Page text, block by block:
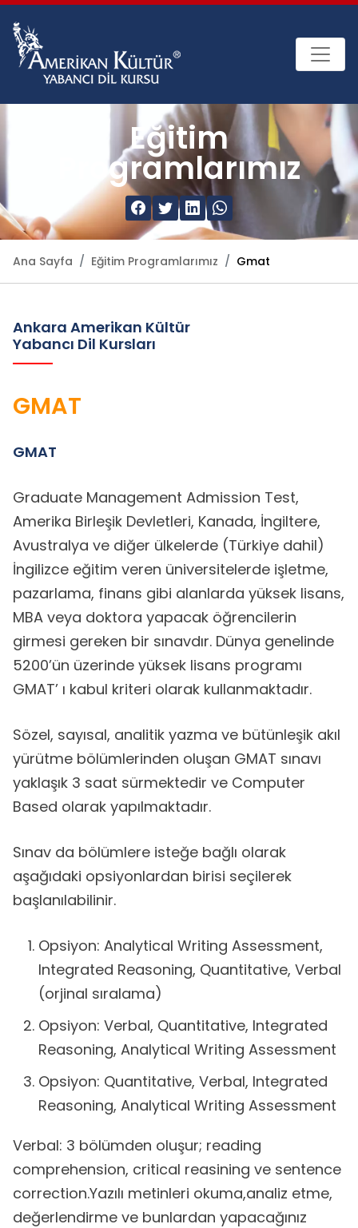
Eğitim
Programlarımız
Ana Sayfa Eğitim Programlarımız Gmat
Ankara Amerikan Kültür
Yabancı Dil Kursları
GMAT
GMAT
Graduate Management Admission Test,
Amerika Birleşik Devletleri, Kanada, İngiltere,
Avustralya ve diğer ülkelerde (Türkiye dahil)
İngilizce eğitim veren üniversitelerde işletme,
pazarlama, finans gibi alanlarda yüksek lisans,
MBA veya doktora yapacak öğrencilerin
girmesi gereken bir sınavdır. Dünya genelinde
5200’ün üzerinde yüksek lisans programı
GMAT’ ı kabul kriteri olarak kullanmaktadır.
Sözel, sayısal, analitik yazma ve bütünleşik akıl
yürütme bölümlerinden oluşan GMAT sınavı
yaklaşık 3 saat sürmektedir ve Computer
Based olarak yapılmaktadır.
Sınav da bölümlere isteğe bağlı olarak
aşağıdaki opsiyonlardan birisi seçilerek
başlanılabilinir.
Opsiyon: Analytical Writing Assessment,
Integrated Reasoning, Quantitative, Verbal
(orjinal sıralama)
Opsiyon: Verbal, Quantitative, Integrated
Reasoning, Analytical Writing Assessment
Opsiyon: Quantitative, Verbal, Integrated
Reasoning, Analytical Writing Assessment
Verbal: 3 bölümden oluşur; reading
comprehension, critical reasining ve sentence
correction.Yazılı metinleri okuma,analiz etme,
değerlendirme ve bunlardan yapacağınız